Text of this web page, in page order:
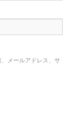
メールアドレス、サ